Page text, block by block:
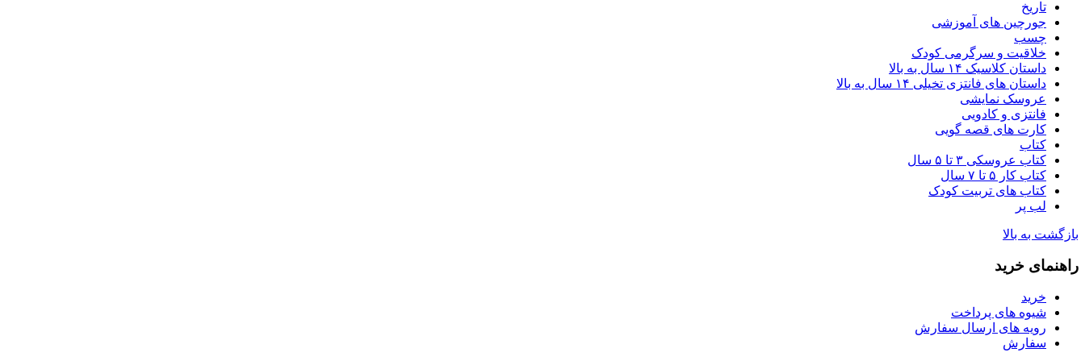
تاریخ
جورچین های آموزشی
چسب
خلاقیت و سرگرمی کودک
داستان کلاسیک ۱۴ سال به بالا
داستان های فانتزی تخیلی ۱۴ سال به بالا
عروسک نمایشی
فانتزی و کادویی
کارت های قصه گویی
کتاب
کتاب عروسکی ۳ تا ۵ سال
کتاب کار ۵ تا ۷ سال
کتاب های تربیت کودک
لب پر
بازگشت به بالا
راهنمای خرید
خرید
شیوه های پرداخت
رویه های ارسال سفارش
سفارش